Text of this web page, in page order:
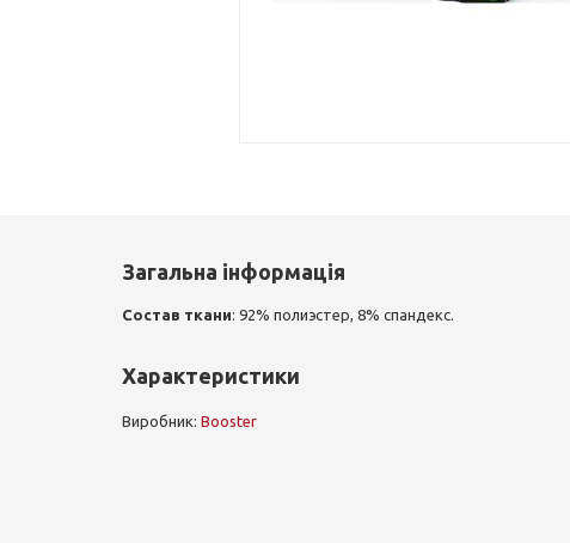
Загальна інформація
Состав ткани: 92% полиэстер, 8% спандекс.
Характеристики
Виробник: Booster